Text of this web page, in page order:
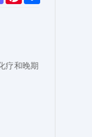
疗和晚期